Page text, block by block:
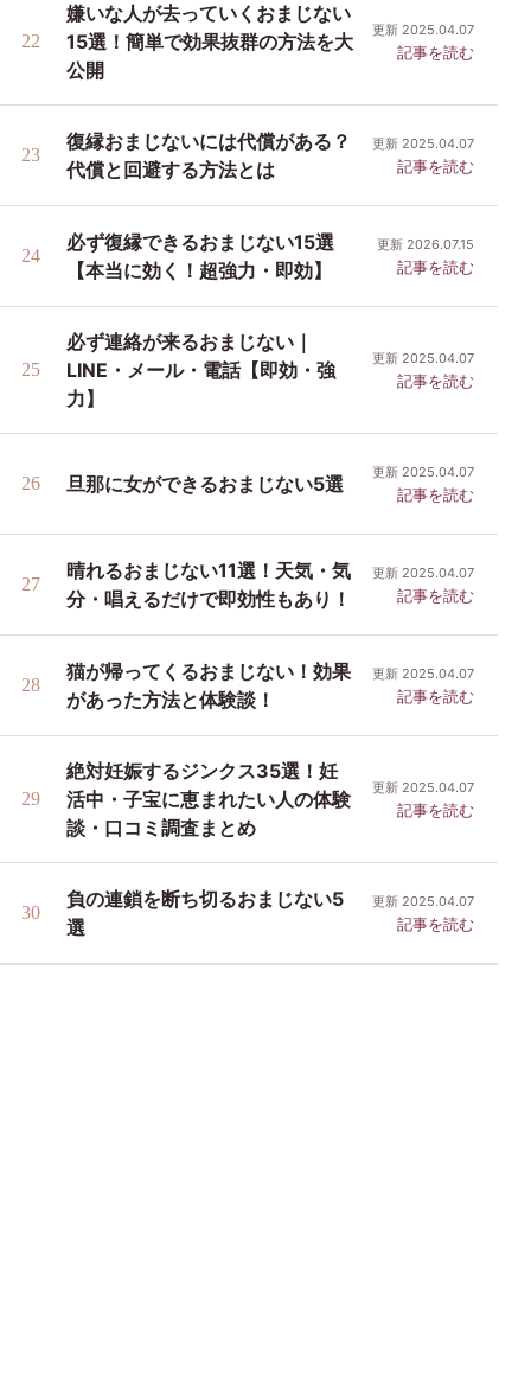
嫌いな人が去っていくおまじない
15選！簡単で効果抜群の方法を大
公開
更新 2025.04.07
記事を読む
復縁おまじないには代償がある？
代償と回避する方法とは
更新 2025.04.07
記事を読む
必ず復縁できるおまじない15選
【本当に効く！超強力・即効】
更新 2026.07.15
記事を読む
必ず連絡が来るおまじない｜
LINE・メール・電話【即効・強
力】
更新 2025.04.07
記事を読む
旦那に女ができるおまじない5選
更新 2025.04.07
記事を読む
晴れるおまじない11選！天気・気
分・唱えるだけで即効性もあり！
更新 2025.04.07
記事を読む
猫が帰ってくるおまじない！効果
があった方法と体験談！
更新 2025.04.07
記事を読む
絶対妊娠するジンクス35選！妊
活中・子宝に恵まれたい人の体験
談・口コミ調査まとめ
更新 2025.04.07
記事を読む
負の連鎖を断ち切るおまじない5
選
更新 2025.04.07
記事を読む